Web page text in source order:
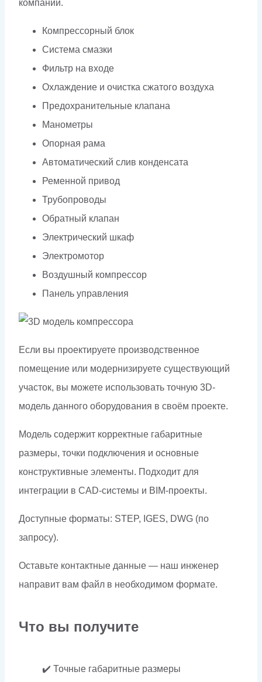
компании.
Компрессорный блок
Система смазки
Фильтр на входе
Охлаждение и очистка сжатого воздуха
Предохранительные клапана
Манометры
Опорная рама
Автоматический слив конденсата
Ременной привод
Трубопроводы
Обратный клапан
Электрический шкаф
Электромотор
Воздушный компрессор
Панель управления
Если вы проектируете производственное
помещение или модернизируете существующий
участок, вы можете использовать точную 3D-
модель данного оборудования в своём проекте.
Модель содержит корректные габаритные
размеры, точки подключения и основные
конструктивные элементы. Подходит для
интеграции в CAD-системы и BIM-проекты.
Доступные форматы: STEP, IGES, DWG (по
запросу).
Оставьте контактные данные — наш инженер
направит вам файл в необходимом формате.
Что вы получите
✔️ Точные габаритные размеры